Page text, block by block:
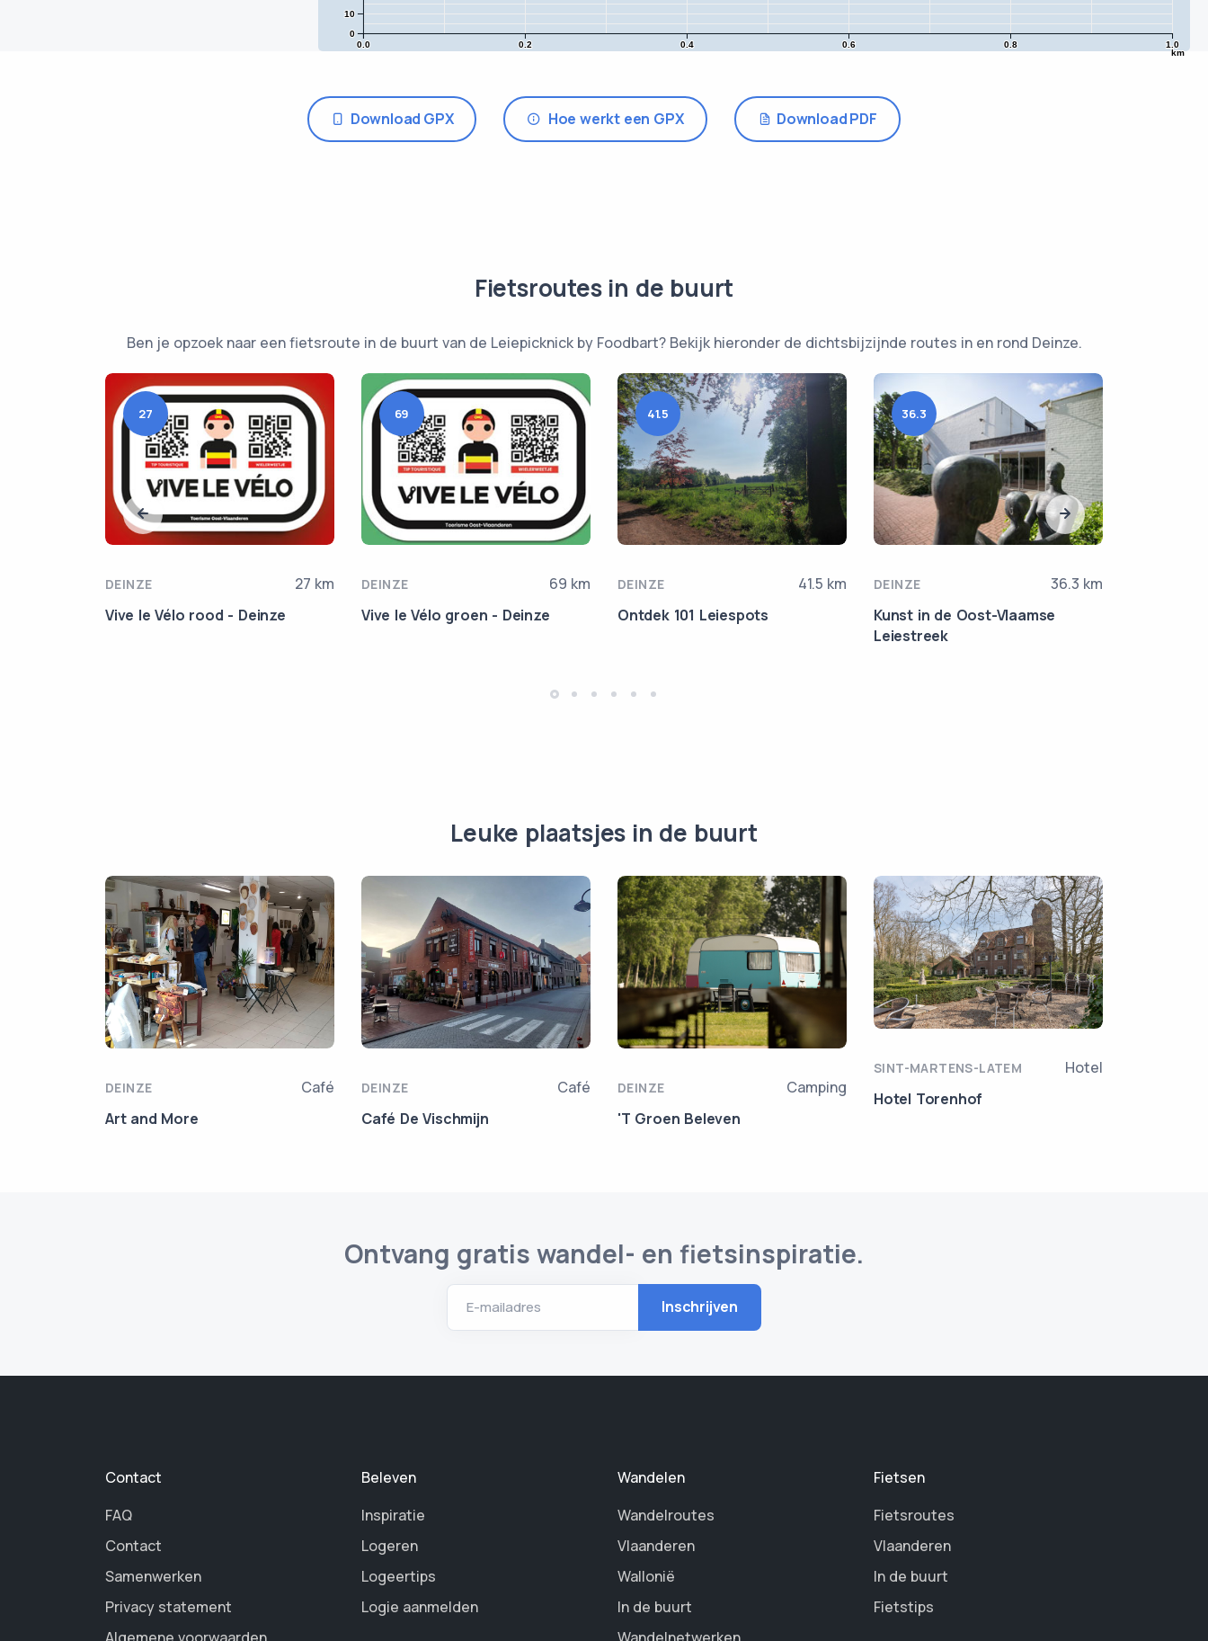
0.0 0.2 0.4 0.6 0.8 1.0
km
0
10
Download GPX Hoe werkt een GPX Download PDF
Fietsroutes in de buurt
Ben je opzoek naar een fietsroute in de buurt van de Leiepicknick by Foodbart? Bekijk hieronder de dichtsbijzijnde routes in en rond Deinze.
27
DEINZE
27 km
Vive le Vélo rood - Deinze
69
DEINZE
69 km
Vive le Vélo groen - Deinze
41.5
DEINZE
41.5 km
Ontdek 101 Leiespots
36.3
DEINZE
36.3 km
Kunst in de Oost-Vlaamse
Leiestreek
Leuke plaatsjes in de buurt
DEINZE
Café
Art and More
DEINZE
Café
Café De Vischmijn
DEINZE
Camping
'T Groen Beleven
SINT-MARTENS-LATEM
Hotel
Hotel Torenhof
Ontvang gratis wandel- en fietsinspiratie.
E-mailadres
Contact
FAQ
Contact
Samenwerken
Privacy statement
Beleven
Inspiratie
Logeren
Logeertips
Logie aanmelden
Wandelen
Wandelroutes
Vlaanderen
Wallonië
In de buurt
Fietsen
Fietsroutes
Vlaanderen
In de buurt
Fietstips